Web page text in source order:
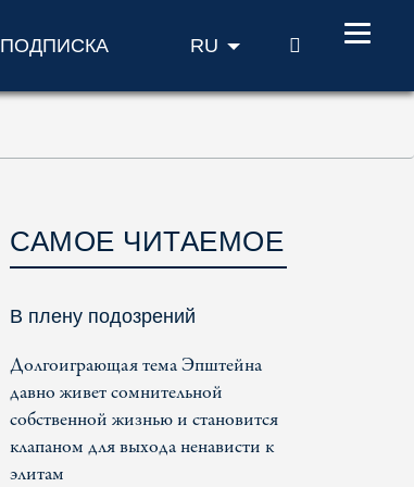
ПОДПИСКА RU ПОИСК
САМОЕ ЧИТАЕМОЕ
В плену подозрений
Долгоиграющая тема Эпштейна
давно живет сомнительной
собственной жизнью и становится
клапаном для выхода ненависти к
элитам